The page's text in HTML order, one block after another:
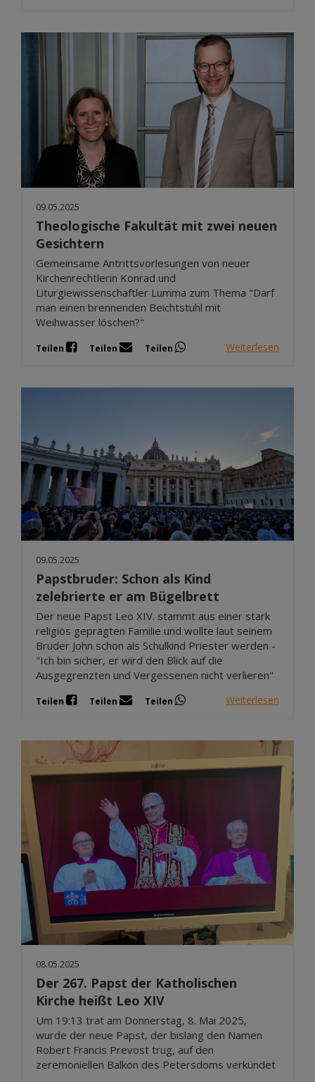
09.05.2025
Theologische Fakultät mit zwei neuen
Gesichtern
Gemeinsame Antrittsvorlesungen von neuer
Kirchenrechtlerin Konrad und
Liturgiewissenschaftler Lumma zum Thema "Darf
man einen brennenden Beichtstuhl mit
Weihwasser löschen?"
Teilen Teilen Teilen Weiterlesen
09.05.2025
Papstbruder: Schon als Kind
zelebrierte er am Bügelbrett
Der neue Papst Leo XIV. stammt aus einer stark
religiös geprägten Familie und wollte laut seinem
Bruder John schon als Schulkind Priester werden -
"Ich bin sicher, er wird den Blick auf die
Ausgegrenzten und Vergessenen nicht verlieren"
Teilen Teilen Teilen Weiterlesen
08.05.2025
Der 267. Papst der Katholischen
Kirche heißt Leo XIV
Um 19:13 trat am Donnerstag, 8. Mai 2025,
wurde der neue Papst, der bislang den Namen
Robert Francis Prevost trug, auf den
zeremoniellen Balkon des Petersdoms verkündet